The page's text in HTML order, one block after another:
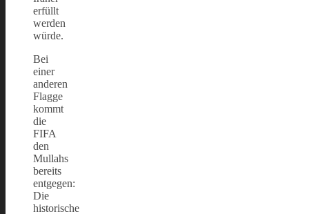
erfüllt
werden
würde.
Bei
einer
anderen
Flagge
kommt
die
FIFA
den
Mullahs
bereits
entgegen:
Die
historische